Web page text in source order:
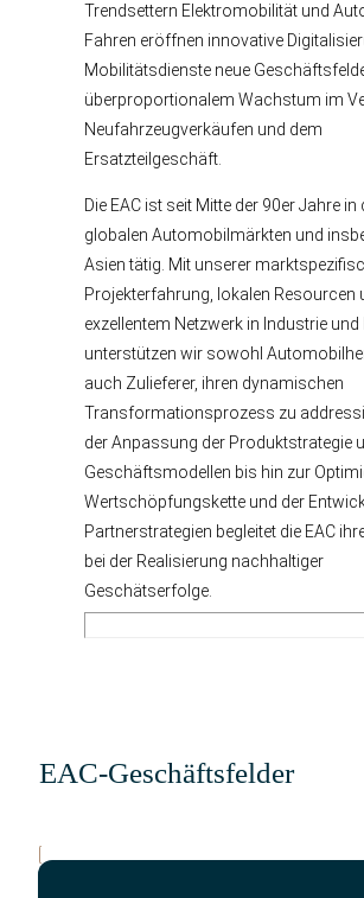
Trendsettern Elektromobilität und
Fahren eröffnen innovative
Mobilitätsdienste neue
überproportionalem Wachstum im
Neufahrzeugverkäufen und dem
Ersatzteilgeschäft.
Die EAC ist seit Mitte der 90er Jahre in
globalen Automobilmärkten und
Asien tätig. Mit unserer
Projekterfahrung, lokalen Resourcen
exzellentem Netzwerk in Industrie und
unterstützen wir sowohl
auch Zulieferer, ihren dynamischen
Transformationsprozess zu
der Anpassung der Produktstrategie
Geschäftsmodellen bis hin zur
Wertschöpfungskette und der
Partnerstrategien begleitet die EAC
bei der Realisierung nachhaltiger
Geschätserfolge.
EAC-Geschäftsfelder